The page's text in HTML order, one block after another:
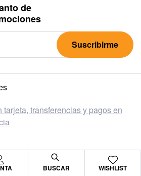
BUSCAR WISHLIST
de
Suscribirme
transferencias y pagos en